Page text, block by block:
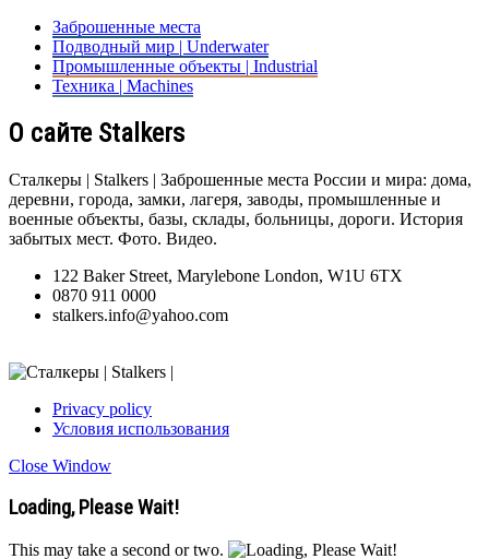
Заброшенные места
Подводный мир | Underwater
Промышленные объекты | Industrial
Техника | Machines
О сайте Stalkers
Сталкеры | Stalkers | Заброшенные места России и мира: дома,
деревни, города, замки, лагеря, заводы, промышленные и
военные объекты, базы, склады, больницы, дороги. История
забытых мест. Фото. Видео.
122 Baker Street, Marylebone London, W1U 6TX
0870 911 0000
stalkers.info@yahoo.com
Privacy policy
Условия использования
Close Window
Loading, Please Wait!
This may take a second or two.